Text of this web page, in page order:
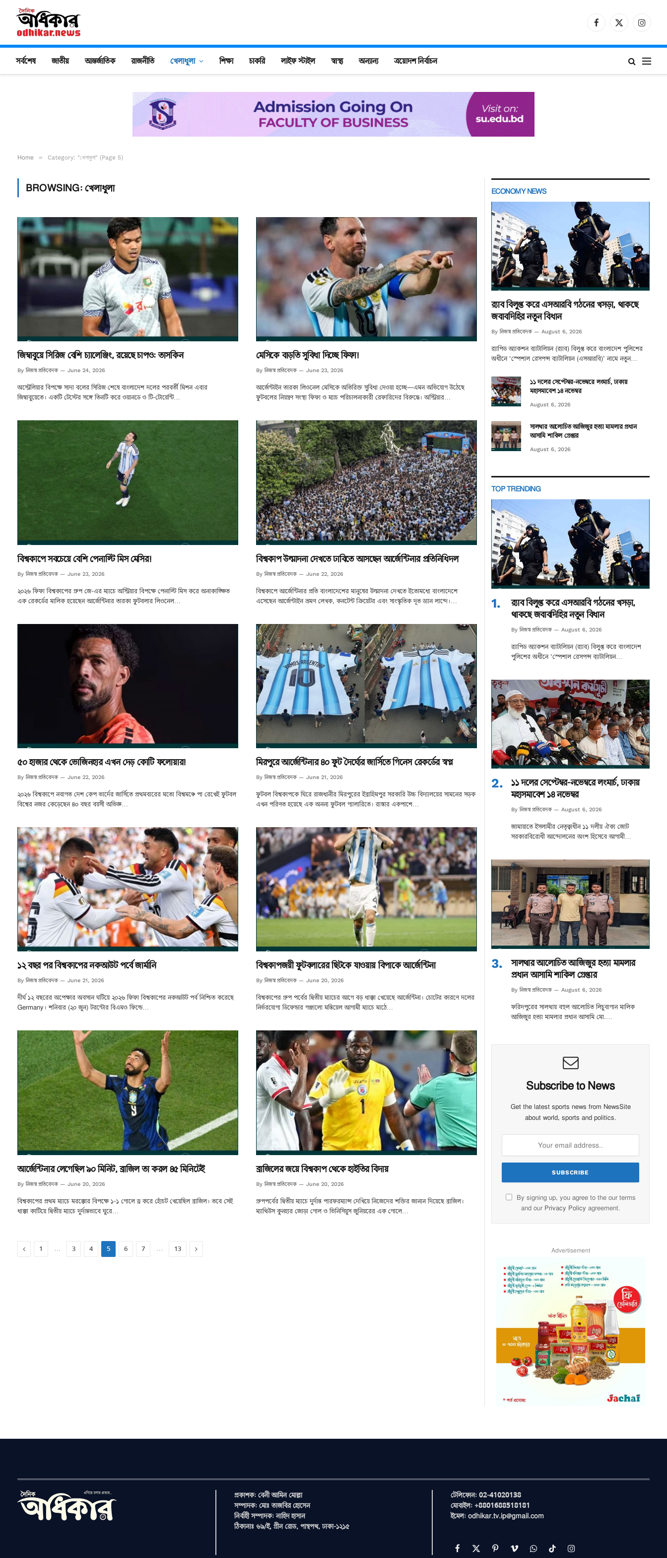
Facebook
X
সর্বশেষ জাতীয় আন্তর্জাতিক রাজনীতি খেলাধুলা শিক্ষা চাকরি লাইফ স্টাইল স্বাস্থ্য অন্যান্য ত্রয়োদশ নির্বাচন
Home » Category: "খেলাধুলা" (Page 5)
BROWSING:খেলাধুলা
জিম্বাবুয়ে সিরিজ বেশি চ্যালেঞ্জিং, রয়েছে চাপও: তাসকিন
By নিজস্ব প্রতিবেদক June 24, 2026
অস্ট্রেলিয়ার বিপক্ষে সাদা বলের সিরিজ শেষে বাংলাদেশ দলের পরবর্তী মিশন এবার
জিম্বাবুয়েতে। একটি টেস্টের সঙ্গে তিনটি করে ওয়ানডে ও টি-টোয়েন্টি…
মেসিকে বাড়তি সুবিধা দিচ্ছে ফিফা!
By নিজস্ব প্রতিবেদক June 23, 2026
আর্জেন্টাইন তারকা লিওনেল মেসিকে অতিরিক্ত সুবিধা দেওয়া হচ্ছে—এমন অভিযোগ উঠেছে
ফুটবলের নিয়ন্ত্রণ সংস্থা ফিফা ও ম্যাচ পরিচালনাকারী রেফারিদের বিরুদ্ধে। অস্ট্রিয়ার…
বিশ্বকাপে সবচেয়ে বেশি পেনাল্টি মিস মেসির!
By নিজস্ব প্রতিবেদক June 23, 2026
২০২৬ ফিফা বিশ্বকাপের গ্রুপ জে-এর ম্যাচে অস্ট্রিয়ার বিপক্ষে পেনাল্টি মিস করে অনাকাঙ্ক্ষিত
এক রেকর্ডের মালিক হয়েছেন আর্জেন্টিনার তারকা ফুটবলার লিওনেল…
বিশ্বকাপ উন্মাদনা দেখতে ঢাবিতে আসছেন আর্জেন্টিনার প্রতিনিধিদল
By নিজস্ব প্রতিবেদক June 22, 2026
বিশ্বকাপে আর্জেন্টিনার প্রতি বাংলাদেশের মানুষের উন্মাদনা দেখতে ইতোমধ্যে বাংলাদেশে
এসেছেন আর্জেন্টাইন ভ্রমণ লেখক, কনটেন্ট ক্রিয়েটর এবং সাংস্কৃতিক দূত ড্যান লান্দে।…
৫০ হাজার থেকে ভোজিনহার এখন দেড় কোটি ফলোয়ার!
By নিজস্ব প্রতিবেদক June 22, 2026
২০২৬ বিশ্বকাপে নবাগত দেশ কেপ ভার্দের জার্সিতে প্রথমবারের মতো বিশ্বমঞ্চে পা রেখেই ফুটবল
বিশ্বের নজর কেড়েছেন ৪০ বছর বয়সী অভিজ্ঞ…
মিরপুরে আর্জেন্টিনার ৪০ ফুট দৈর্ঘ্যের জার্সিতে গিনেস রেকর্ডের স্বপ্ন
By নিজস্ব প্রতিবেদক June 21, 2026
ফুটবল বিশ্বকাপকে ঘিরে রাজধানীর মিরপুরের ইব্রাহিমপুর সরকারি উচ্চ বিদ্যালয়ের সামনের সড়ক
এখন পরিণত হয়েছে এক অনন্য ফুটবল গ্যালারিতে। রাস্তার একপাশে…
১২ বছর পর বিশ্বকাপের নকআউট পর্বে জার্মানি
By নিজস্ব প্রতিবেদক June 21, 2026
দীর্ঘ ১২ বছরের অপেক্ষার অবসান ঘটিয়ে ২০২৬ ফিফা বিশ্বকাপের নকআউট পর্ব নিশ্চিত করেছে
Germany। শনিবার (২০ জুন) টরন্টোর বিএমও ফিল্ডে…
বিশ্বকাপজয়ী ফুটবলারের ছিটকে যাওয়ায় বিপাকে আর্জেন্টিনা
By নিজস্ব প্রতিবেদক June 20, 2026
বিশ্বকাপের গ্রুপ পর্বের দ্বিতীয় ম্যাচের আগে বড় ধাক্কা খেয়েছে আর্জেন্টিনা। চোটের কারণে দলের
নির্ভরযোগ্য ডিফেন্ডার গঞ্জালো মন্তিয়েল আগামী ম্যাচে মাঠে…
আর্জেন্টিনার লেগেছিল ৯০ মিনিট, ব্রাজিল তা করল ৪৫ মিনিটেই
By নিজস্ব প্রতিবেদক June 20, 2026
বিশ্বকাপের প্রথম ম্যাচে মরক্কোর বিপক্ষে ১-১ গোলে ড্র করে হোঁচট খেয়েছিল ব্রাজিল। তবে সেই
ধাক্কা কাটিয়ে দ্বিতীয় ম্যাচে দুর্দান্তভাবে ঘুরে…
ব্রাজিলের জয়ে বিশ্বকাপ থেকে হাইতির বিদায়
By নিজস্ব প্রতিবেদক June 20, 2026
গ্রুপপর্বের দ্বিতীয় ম্যাচে দুর্দান্ত পারফরম্যান্স দেখিয়ে নিজেদের শক্তির জানান দিয়েছে ব্রাজিল।
ম্যাথিউস কুনহার জোড়া গোল ও ভিনিসিয়ুস জুনিয়রের এক গোলে…
Previous
1 … 3 4 5 6 7 … 13 Next
ECONOMY NEWS
র‌্যাব বিলুপ্ত করে এসআরবি গঠনের খসড়া, থাকছে
জবাবদিহির নতুন বিধান
By নিজস্ব প্রতিবেদক August 6, 2026
র‌্যাপিড অ্যাকশন ব্যাটালিয়ন (র‌্যাব) বিলুপ্ত করে বাংলাদেশ পুলিশের
অধীনে ‘স্পেশাল রেসপন্স ব্যাটালিয়ন (এসআরবি)’ নামে নতুন…
১১ দলের সেপ্টেম্বর-নভেম্বরে লংমার্চ, ঢাকায়
মহাসমাবেশ ১৪ নভেম্বর
August 6, 2026
সালথার আলোচিত আজিজুর হত্যা মামলার প্রধান
আসামি শাকিল গ্রেপ্তার
August 6, 2026
TOP TRENDING
র‌্যাব বিলুপ্ত করে এসআরবি গঠনের খসড়া,
থাকছে জবাবদিহির নতুন বিধান
By নিজস্ব প্রতিবেদক August 6, 2026
র‌্যাপিড অ্যাকশন ব্যাটালিয়ন (র‌্যাব) বিলুপ্ত করে বাংলাদেশ
পুলিশের অধীনে ‘স্পেশাল রেসপন্স ব্যাটালিয়ন…
১১ দলের সেপ্টেম্বর-নভেম্বরে লংমার্চ, ঢাকায়
মহাসমাবেশ ১৪ নভেম্বর
By নিজস্ব প্রতিবেদক August 6, 2026
জামায়াতে ইসলামীর নেতৃত্বাধীন ১১ দলীয় ঐক্য জোট
সরকারবিরোধী আন্দোলনের অংশ হিসেবে আগামী…
সালথার আলোচিত আজিজুর হত্যা মামলার
প্রধান আসামি শাকিল গ্রেপ্তার
By নিজস্ব প্রতিবেদক August 6, 2026
ফরিদপুরের সালথায় বহুল আলোচিত লিচুবাগান মালিক
আজিজুর হত্যা মামলার প্রধান আসামি মো.…
Subscribe to News
Get the latest sports news from NewsSite
about world, sports and politics.
By signing up, you agree to the our terms
and our Privacy Policy agreement.
Advertisement
প্রকাশক: বেনী আমিন মোল্লা
সম্পাদক: মোঃ তাজবির হোসেন
নির্বাহী সম্পাদক: নাহিদ হাসান
ঠিকানাঃ ৬৯/ই, গ্রীন রোড, পান্থপথ, ঢাকা-১২১৫
টেলিফোন: 02-41020138
মোবাইল: +8801688518181
ইমেল: odhikar.tv.ip@gmail.com
Facebook
X PinterestVimeoWhatsAppTikTokInstagram